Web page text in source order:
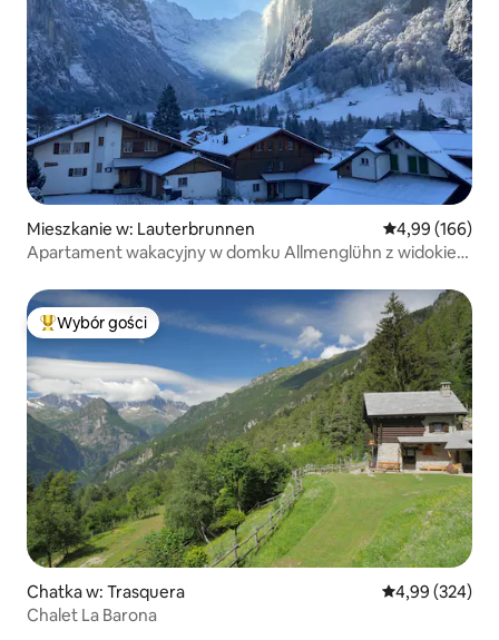
Mieszkanie w: Lauterbrunnen Średnia
4,99 (166)
Apartament wakacyjny w domku Allmenglühn z widokiem
Najpopularniejsze z kategorii Wybór gości
Wybór gości
Chatka w: Trasquera Średnia
4,99 (324)
Chalet La Barona